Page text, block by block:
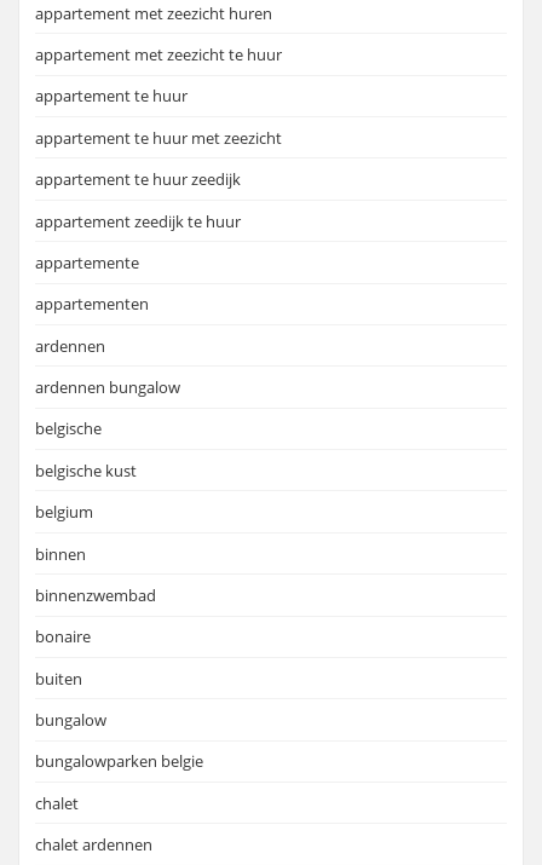
appartement met zeezicht huren
appartement met zeezicht te huur
appartement te huur
appartement te huur met zeezicht
appartement te huur zeedijk
appartement zeedijk te huur
appartemente
appartementen
ardennen
ardennen bungalow
belgische
belgische kust
belgium
binnen
binnenzwembad
bonaire
buiten
bungalow
bungalowparken belgie
chalet
chalet ardennen